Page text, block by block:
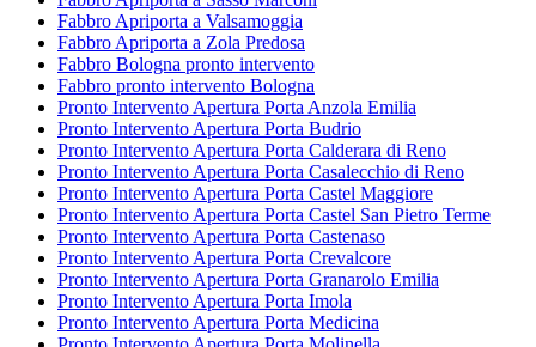
Fabbro Apriporta a Valsamoggia
Fabbro Apriporta a Zola Predosa
Fabbro Bologna pronto intervento
Fabbro pronto intervento Bologna
Pronto Intervento Apertura Porta Anzola Emilia
Pronto Intervento Apertura Porta Budrio
Pronto Intervento Apertura Porta Calderara di Reno
Pronto Intervento Apertura Porta Casalecchio di Reno
Pronto Intervento Apertura Porta Castel Maggiore
Pronto Intervento Apertura Porta Castel San Pietro Terme
Pronto Intervento Apertura Porta Castenaso
Pronto Intervento Apertura Porta Crevalcore
Pronto Intervento Apertura Porta Granarolo Emilia
Pronto Intervento Apertura Porta Imola
Pronto Intervento Apertura Porta Medicina